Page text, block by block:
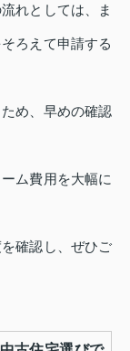
れとしては、ま
ろえて申請する
め、早めの確認
ム費用を大幅に
確認し、ぜひご